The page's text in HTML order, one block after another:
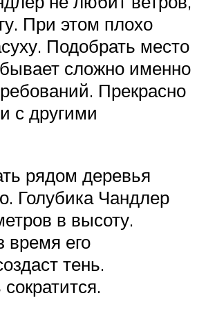
При этом плохо
Подобрать место
сложно именно
Прекрасно
с другими
рядом деревья
Голубика Чандлер
в высоту.
время его
тень.